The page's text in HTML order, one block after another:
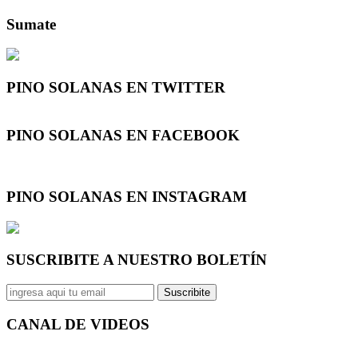
Sumate
PINO SOLANAS EN TWITTER
PINO SOLANAS EN FACEBOOK
PINO SOLANAS EN INSTAGRAM
SUSCRIBITE A NUESTRO BOLETÍN
Suscribite
CANAL DE VIDEOS